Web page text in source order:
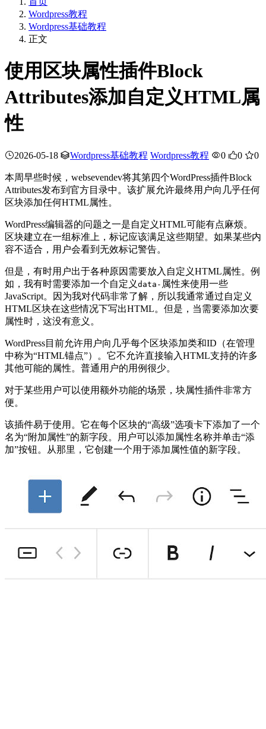
Wordpress教程
Wordpress基础教程
正文
使用区块属性插件Block
Attributes添加自定义HTML属
性
2026-05-18 Wordpress基础教程 Wordpress教程 0 0 0
本周早些时候，websevendev将其第四个WordPress插件Block
Attributes发布到官方目录中。该扩展允许最终用户向几乎任何
区块添加任何HTML属性。
WordPress编辑器的问题之一是自定义HTML可能有点麻烦。
区块建立在一组标准上，标记应该满足这些期望。如果某些内
容不适合，用户会看到无效标记警告。
但是，有时用户出于各种原因需要放入自定义HTML属性。例
如，我有时需要添加一个自定义 data- 属性来使用一些
JavaScript。因为我对代码非常了解，所以我通常通过自定义
HTML区块在这些情况下写出HTML。但是，当需要添加次要
属性时，这没有意义。
WordPress目前允许用户向几乎每个区块添加类和ID（在管理
中称为“HTML锚点”）。它不允许直接输入HTML支持的许多
其他可能的属性。普通用户的用例很少。
对于某些用户可以使用额外功能的场景，块属性插件非常方
便。
该插件易于使用。它在每个区块的“高级”选项卡下添加了一个
名为“附加属性”的新字段。用户可以添加属性名称并单击“添
加”按钮。从那里，它创建一个用于添加属性值的新字段。